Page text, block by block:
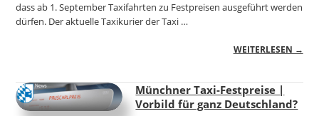
dass ab 1. September Taxifahrten zu Festpreisen ausgeführt werden
dürfen. Der aktuelle Taxikurier der Taxi …
WEITERLESEN →
Münchner Taxi-Festpreise |
Vorbild für ganz Deutschland?